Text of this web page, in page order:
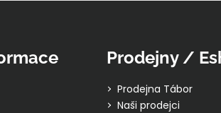
Prodejny /
Prodejna Tábor
Naši prodejci